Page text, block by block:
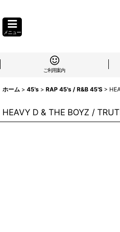
メニュー
ご利用案内
ホーム > 45's > RAP 45's / R&B 45'S >
HEAVY D & THE BOYZ /